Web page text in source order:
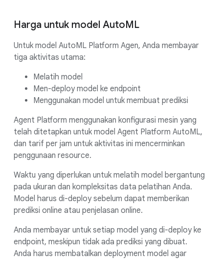
Harga untuk model AutoML
Untuk model AutoML Platform Agen, Anda membayar
tiga aktivitas utama:
Melatih model
Men-deploy model ke endpoint
Menggunakan model untuk membuat prediksi
Agent Platform menggunakan konfigurasi mesin yang
telah ditetapkan untuk model Agent Platform AutoML,
dan tarif per jam untuk aktivitas ini mencerminkan
penggunaan resource.
Waktu yang diperlukan untuk melatih model bergantung
pada ukuran dan kompleksitas data pelatihan Anda.
Model harus di-deploy sebelum dapat memberikan
prediksi online atau penjelasan online.
Anda membayar untuk setiap model yang di-deploy ke
endpoint, meskipun tidak ada prediksi yang dibuat.
Anda harus membatalkan deployment model agar